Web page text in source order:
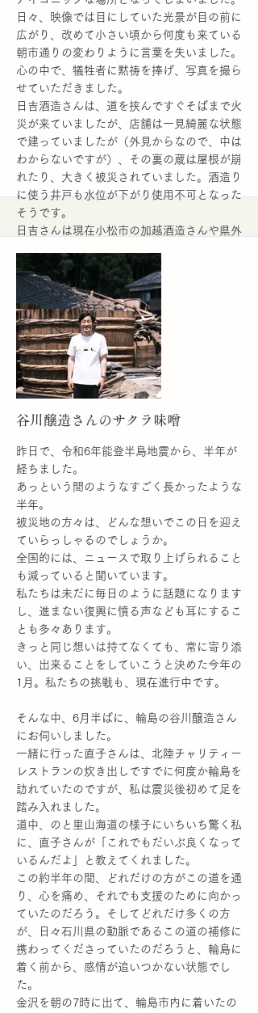
日々、映像では目にしていた光景が目の前に
広がり、改めて小さい頃から何度も来ている
朝市通りの変わりように言葉を失いました。
心の中で、犠牲者に黙祷を捧げ、写真を撮ら
せていただきました。
日吉酒造さんは、道を挟んですぐそばまで火
災が来ていましたが、店舗は一見綺麗な状態
で建っていましたが（外見からなので、中は
わからないですが）、その裏の蔵は屋根が崩
れたり、大きく被災されていました。酒造り
に使う井戸も水位が下がり使用不可となった
そうです。
日吉さんは現在小松市の加越酒造さんや県外
とと外観だけ見させていただけたらと事前に
お伝えしておりました。（実は、直子さんの
ご親戚でとってもご縁があります。）
私たちがまじまじと様子をのぞいていたとこ
ろ、偶然にも従業員の女性がたまたま車で通
りかかり、事情をお話ししたら、良かったら
蔵の中を見ていってくださいと案内してくだ
さいました。
More
谷川醸造さんのサクラ味噌
昨日で、令和6年能登半島地震から、半年が
経ちました。
あっという間のようなすごく長かったような
半年。
被災地の方々は、どんな想いでこの日を迎え
ていらっしゃるのでしょうか。
全国的には、ニュースで取り上げられること
も減っていると聞いています。
私たちは未だに毎日のように話題になります
し、進まない復興に憤る声なども耳にするこ
とも多々あります。
きっと同じ想いは持てなくても、常に寄り添
い、出来ることをしていこうと決めた今年の
1月。私たちの挑戦も、現在進行中です。
そんな中、6月半ばに、輪島の谷川醸造さん
にお伺いしました。
一緒に行った直子さんは、北陸チャリティー
レストランの炊き出しですでに何度か輪島を
訪れていたのですが、私は震災後初めて足を
踏み入れました。
道中、のと里山海道の様子にいちいち驚く私
に、直子さんが「これでもだいぶ良くなって
いるんだよ」と教えてくれました。
この約半年の間、どれだけの方がこの道を通
り、心を痛め、それでも支援のために向かっ
ていたのだろう。そしてどれだけ多くの方
が、日々石川県の動脈であるこの道の補修に
携わってくださっていたのだろうと、輪島に
着く前から、感情が追いつかない状態でし
た。
金沢を朝の7時に出て、輪島市内に着いたの